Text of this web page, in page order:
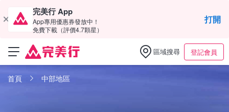
完美行 App
App專用優惠券發放中！
免費下載（評價4.7顆星）
打開
區域搜尋 登記會員
首頁 中部地區